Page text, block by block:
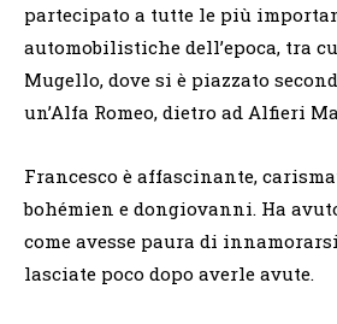
partecipato a tutte le più
automobilistiche dell’epoca, tra
Mugello, dove si è piazzato
un’Alfa Romeo, dietro ad Alfieri
Francesco è affascinante,
bohémien e dongiovanni. Ha
come avesse paura di
lasciate poco dopo averle avute.